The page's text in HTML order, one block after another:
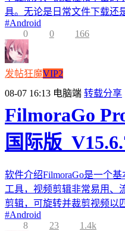
具。无论是日常文件下载还
#Android
0
0 166
发帖狂魔VIP2
08-07 16:13 电脑端 转载分享
FilmoraGo
国际版
软件介绍FilmoraGo是一个
工具，视频剪辑非常易用、
剪辑，可旋转并裁剪视频以
#Android
8
23 1.4k